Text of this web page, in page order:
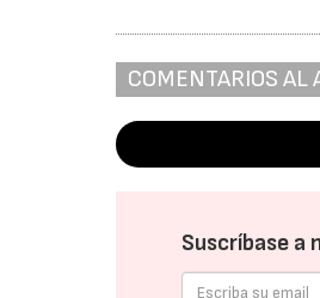
COMENTARIOS AL
Suscríbase a